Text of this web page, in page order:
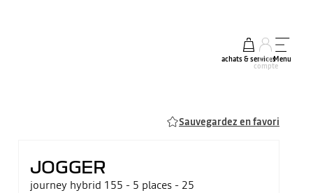
achats & services
mon
compte
Menu
Sauvegardez en favori
JOGGER
journey hybrid 155 - 5 places - 25